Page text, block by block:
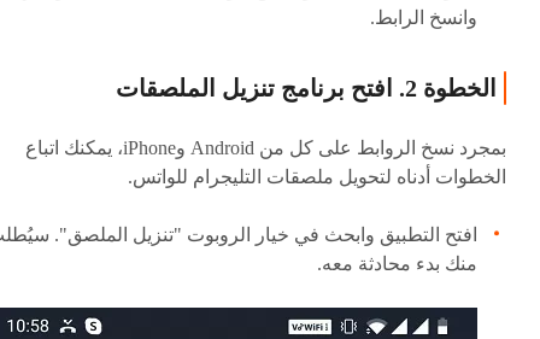
وانسخ الرابط.
الخطوة 2. افتح برنامج تنزيل الملصقات
بمجرد نسخ الروابط على كل من Android وiPhone، يمكنك اتباع
الخطوات أدناه لتحويل ملصقات التليجرام للواتس.
افتح التطبيق وابحث في خيار الروبوت "تنزيل الملصق".
منك بدء محادثة معه.